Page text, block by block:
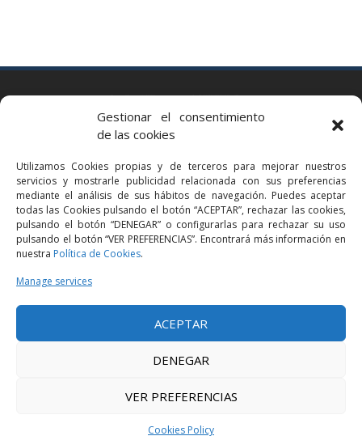
Gestionar el consentimiento
de las cookies
Utilizamos Cookies propias y de terceros para mejorar nuestros
servicios y mostrarle publicidad relacionada con sus preferencias
mediante el análisis de sus hábitos de navegación. Puedes aceptar
todas las Cookies pulsando el botón “ACEPTAR”, rechazar las cookies,
pulsando el botón “DENEGAR” o configurarlas para rechazar su uso
pulsando el botón “VER PREFERENCIAS”. Encontrará más información en
nuestra Política de Cookies.
Manage services
ACEPTAR
DENEGAR
VER PREFERENCIAS
Cookies Policy
Via Augusta 2 bis, 3º, 08006 Barcelona
bcn@bellavistalegal.eu
GRANOLLERS
C/ Sant Jaume, 16 1r, 08401 Granollers (Bcn)
+34 93 860 39 60
grn@bellavistalegal.eu
MADRID
C/ Serrano 114, 2º izq. 28006 Madrid.
+34 91 431 98 21 | +34 91 431 98 95
mad@bellavistalegal.eu
© 2016 Bellavista Legal - All rights reserved -Legal Notice
Design: